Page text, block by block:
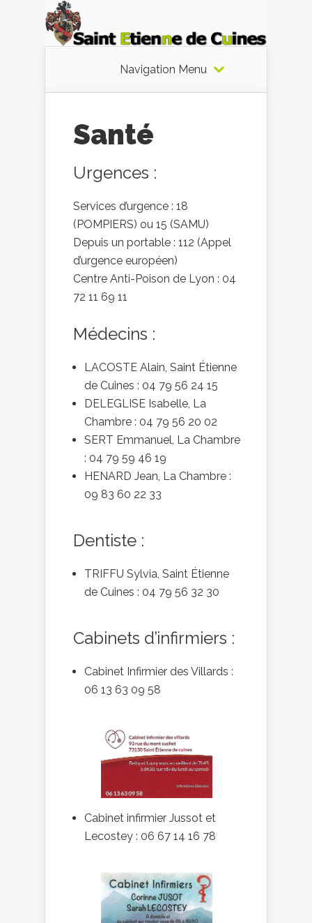
Navigation Menu
Santé
Urgences :
Services d’urgence : 18
(POMPIERS) ou 15 (SAMU)
Depuis un portable : 112 (Appel
d’urgence européen)
Centre Anti-Poison de Lyon : 04
72 11 69 11
Médecins :
LACOSTE Alain, Saint Étienne
de Cuines : 04 79 56 24 15
DELEGLISE Isabelle, La
Chambre : 04 79 56 20 02
SERT Emmanuel, La Chambre
: 04 79 59 46 19
HENARD Jean, La Chambre :
09 83 60 22 33
Dentiste :
TRIFFU Sylvia, Saint Étienne
de Cuines : 04 79 56 32 30
Cabinets d’infirmiers :
Cabinet Infirmier des Villards :
06 13 63 09 58
Cabinet infirmier Jussot et
Lecostey : 06 67 14 16 78